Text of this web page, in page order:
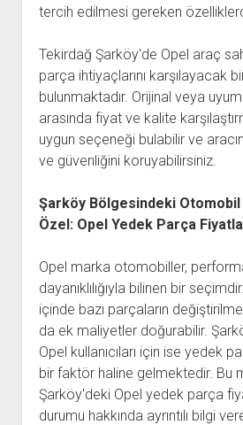
tercih edilmesi gereken
Tekirdağ Şarköy'de Opel araç
parça ihtiyaçlarını karşılayacak
bulunmaktadır. Orijinal veya
arasında fiyat ve kalite
uygun seçeneği bulabilir ve
ve güvenliğini koruyabilirsiniz.
Şarköy Bölgesindeki Otomobil
Özel: Opel Yedek Parça
Opel marka otomobiller,
dayanıklılığıyla bilinen bir
içinde bazı parçaların
da ek maliyetler doğurabilir.
Opel kullanıcıları için ise yedek
bir faktör haline gelmektedir. Bu
Şarköy'deki Opel yedek parça
durumu hakkında ayrıntılı bilgi